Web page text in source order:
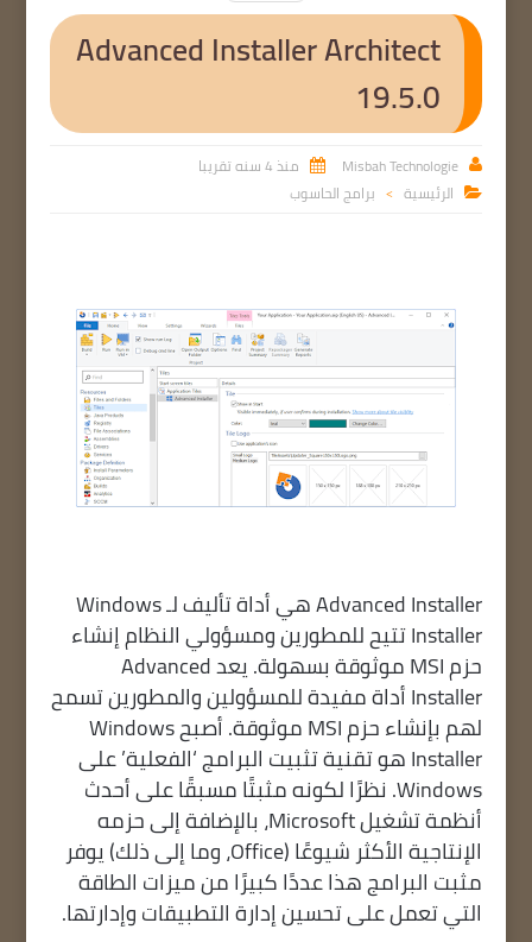
Advanced Installer Architect
19.5.0

Misbah Technologie
 منذ 4 سنه تقريبا
 الرئيسية > برامج الحاسوب
Advanced Installer هي أداة تأليف لـ Windows
Installer تتيح للمطورين ومسؤولي النظام إنشاء
حزم MSI موثوقة بسهولة. يعد Advanced
Installer أداة مفيدة للمسؤولين والمطورين تسمح
لهم بإنشاء حزم MSI موثوقة. أصبح Windows
Installer هو تقنية تثبيت البرامج ‘الفعلية’ على
Windows. نظرًا لكونه مثبتًا مسبقًا على أحدث
أنظمة تشغيل Microsoft، بالإضافة إلى حزمه
الإنتاجية الأكثر شيوعًا (Office، وما إلى ذلك) يوفر
مثبت البرامج هذا عددًا كبيرًا من ميزات الطاقة
التي تعمل على تحسين إدارة التطبيقات وإدارتها.